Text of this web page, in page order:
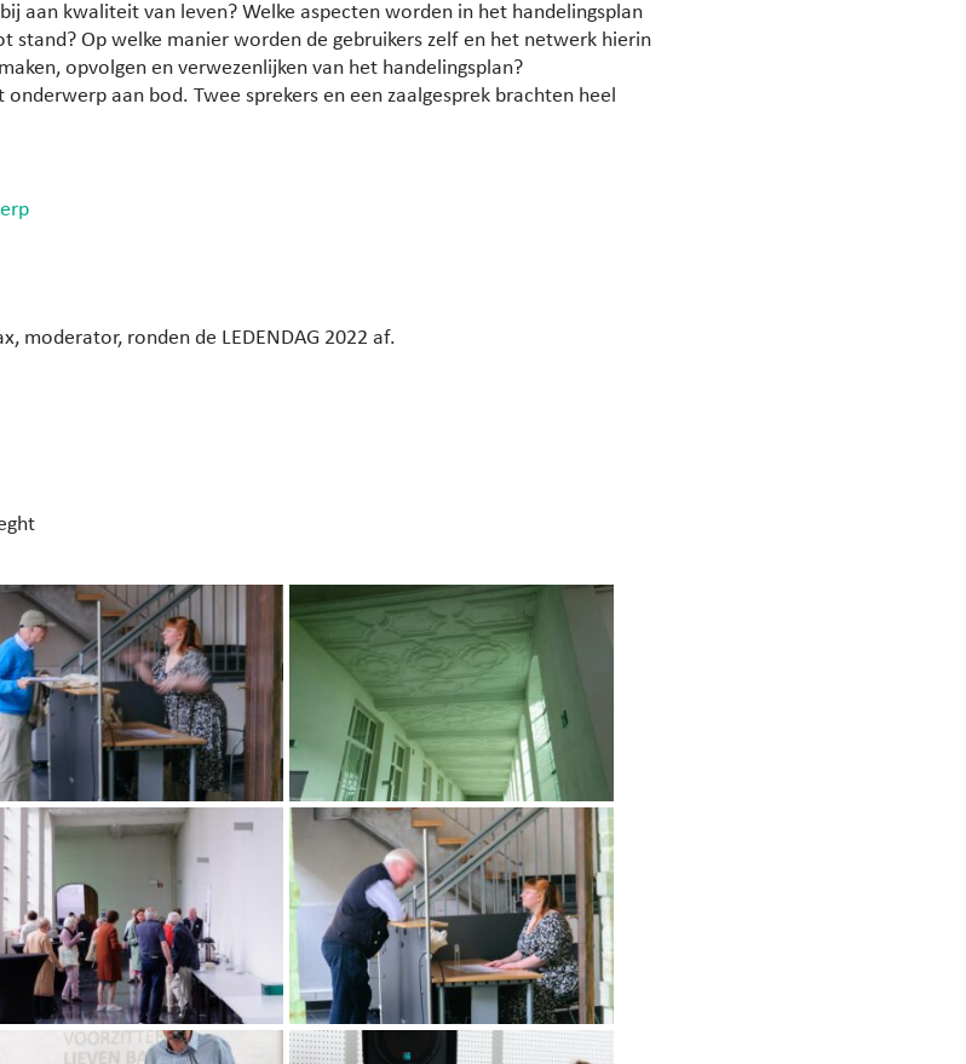
aan kwaliteit van leven? Welke aspecten worden in het handelingsplan
stand? Op welke manier worden de gebruikers zelf en het netwerk hierin
opvolgen en verwezenlijken van het handelingsplan?
onderwerp aan bod. Twee sprekers en een zaalgesprek brachten heel
moderator, ronden de LEDENDAG 2022 af.